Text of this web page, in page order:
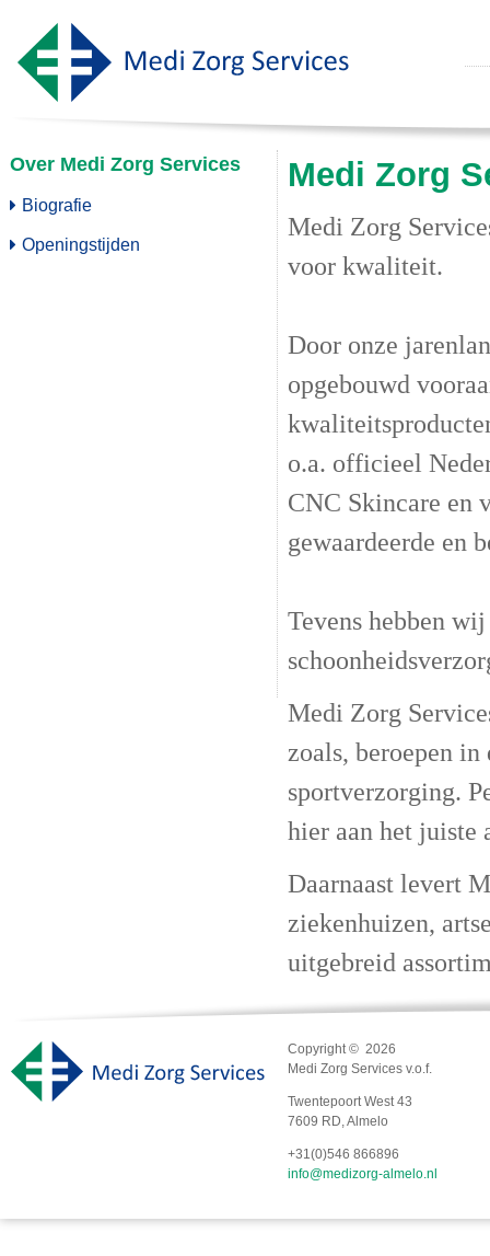
Over Medi Zorg Services
Biografie
Openingstijden
Medi Zorg
Medi Zorg
voor kwaliteit.
Door onze
opgebouwd
o.a. officieel
CNC Skincare en
gewaardeerde en
Tevens hebben
Medi Zorg
zoals, beroepen
sportverzorging.
hier aan het juiste
Daarnaast levert
ziekenhuizen,
uitgebreid
Copyright © 2026
Medi Zorg Services v.o.f.
Twentepoort West 43
7609 RD, Almelo
+31(0)546 866896
info@medizorg-almelo.nl